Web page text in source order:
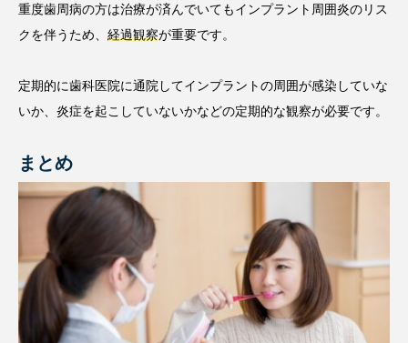
重度歯周病の方は治療が済んでいてもインプラント周囲炎のリス
クを伴うため、 経過観察が重要です。
定期的に歯科医院に通院してインプラントの周囲が感染していな
いか、炎症を起こしていないかなどの定期的な観察が必要です。
まとめ